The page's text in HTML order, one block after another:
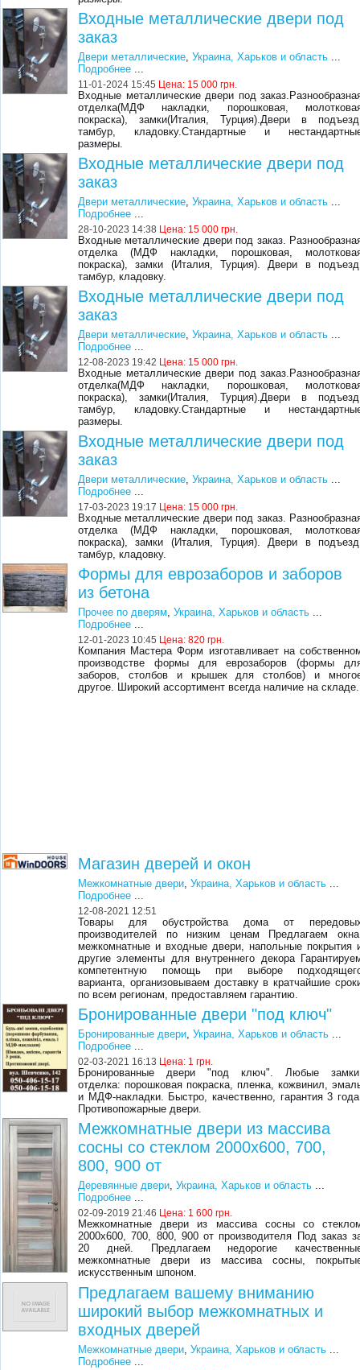
Входные металлические двери под
заказ
Двери металлические ,Украина, Харьков и область
Подробнее
11-01-2024 15:45 Цена: 15 000 грн.
Входные металлические двери под
отделка(МДФ накладки, порошковая,
покраска), замки(Италия, Турция).Двери в
тамбур, кладовку.Стандартные и
размеры.
Входные металлические двери под
заказ
Двери металлические ,Украина, Харьков и область
Подробнее
28-10-2023 14:38 Цена: 15 000 грн.
Входные металлические двери под заказ.
отделка (МДФ накладки, порошковая,
покраска), замки (Италия, Турция). Двери в
тамбур, кладовку.
Входные металлические двери под
заказ
Двери металлические ,Украина, Харьков и область
Подробнее
12-08-2023 19:42 Цена: 15 000 грн.
Входные металлические двери под
отделка(МДФ накладки, порошковая,
покраска), замки(Италия, Турция).Двери в
тамбур, кладовку.Стандартные и
размеры.
Входные металлические двери под
заказ
Двери металлические ,Украина, Харьков и область
Подробнее
17-03-2023 19:17 Цена: 15 000 грн.
Входные металлические двери под заказ.
отделка (МДФ накладки, порошковая,
покраска), замки (Италия, Турция). Двери в
тамбур, кладовку.
Формы для еврозаборов и заборов
из бетона
Прочее по дверям ,Украина, Харьков и область
Подробнее
12-01-2023 10:45 Цена:820 грн.
Компания Мастера Форм изготавливает на
производстве формы для еврозаборов (формы
заборов, столбов и крышек для столбов) и
другое. Широкий ассортимент всегда наличие на складе.
Магазин дверей и окон
Межкомнатные двери ,Украина, Харьков и область
Подробнее
12-08-2021 12:51
Товары для обустройства дома от
производителей по низким ценам Предлагаем
межкомнатные и входные двери, напольные покрытия
другие элементы для внутреннего декора
компетентную помощь при выборе
варианта, организовываем доставку в кратчайшие
по всем регионам, предоставляем гарантию.
Бронированные двери "под ключ"
Бронированные двери ,Украина, Харьков и область
Подробнее
02-03-2021 16:13 Цена: 1 грн.
Бронированные двери "под ключ". Любые
отделка: порошковая покраска, пленка, кожвинил,
и МДФ-накладки. Быстро, качественно, гарантия 3
Противопожарные двери.
Межкомнатные двери из массива
сосны со стеклом 2000х600, 700,
800, 900 от
Деревянные двери ,Украина, Харьков и область
Подробнее
02-09-2019 21:46 Цена: 1 600 грн.
Межкомнатные двери из массива сосны со
2000х600, 700, 800, 900 от производителя Под заказ
20 дней. Предлагаем недорогие
межкомнатные двери из массива сосны,
искусственным шпоном.
Предлагаем вашему вниманию
широкий выбор межкомнатных и
входных дверей
Межкомнатные двери ,Украина, Харьков и область
Подробнее